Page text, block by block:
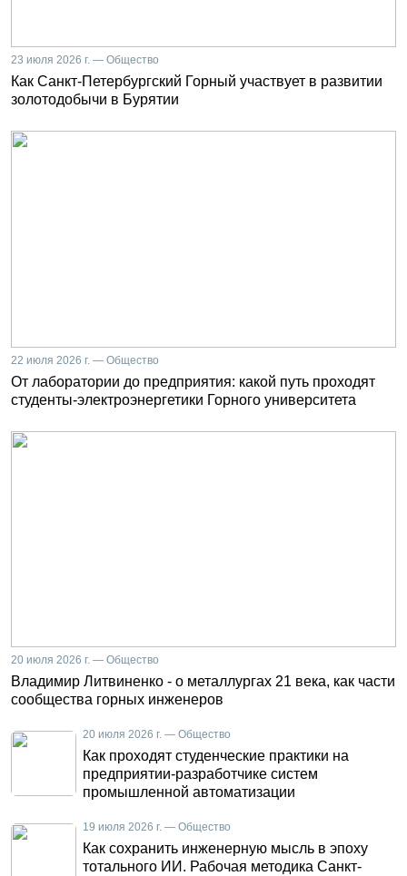
23 июля 2026 г. — Общество
Как Санкт-Петербургский Горный участвует в развитии
золотодобычи в Бурятии
22 июля 2026 г. — Общество
От лаборатории до предприятия: какой путь проходят
студенты-электроэнергетики Горного университета
20 июля 2026 г. — Общество
Владимир Литвиненко - о металлургах 21 века, как части
сообщества горных инженеров
20 июля 2026 г. — Общество
Как проходят студенческие практики на
предприятии-разработчике систем
промышленной автоматизации
19 июля 2026 г. — Общество
Как сохранить инженерную мысль в эпоху
тотального ИИ. Рабочая методика Санкт-